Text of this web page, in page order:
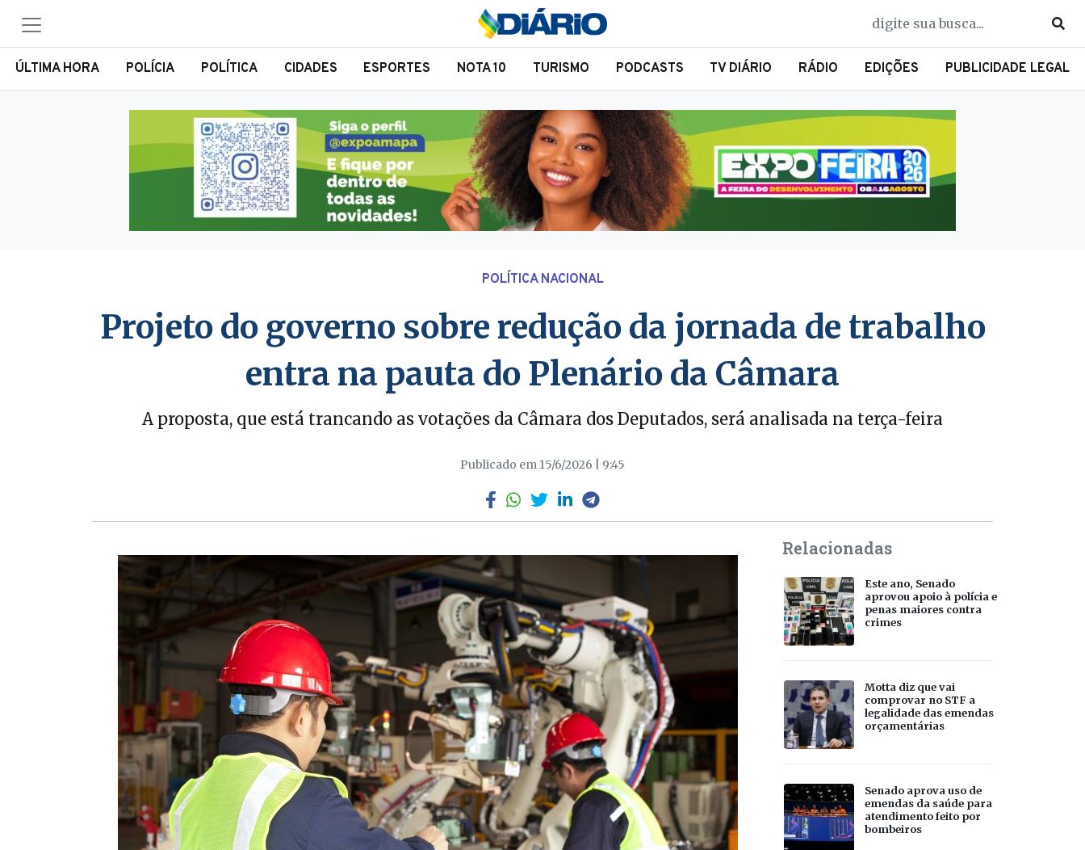
ÚLTIMA HORA POLÍCIA POLÍTICA CIDADES ESPORTES NOTA 10 TURISMO PODCASTS TV DIÁRIO RÁDIO EDIÇÕES PUBLICIDADE LEGAL
POLÍTICA NACIONAL
Projeto do governo sobre redução da jornada de trabalho
entra na pauta do Plenário da Câmara
A proposta, que está trancando as votações da Câmara dos Deputados, será analisada na terça-feira
Publicado em 15/6/2026 | 9:45
Relacionadas
Este ano, Senado
aprovou apoio à polícia e
penas maiores contra
crimes
Motta diz que vai
comprovar no STF a
legalidade das emendas
orçamentárias
Senado aprova uso de
emendas da saúde para
atendimento feito por
bombeiros